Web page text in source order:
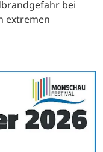
bei
extremen